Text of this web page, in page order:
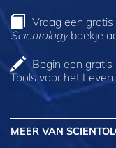
Vraag een gratis
Scientologyboekje
Begin een
Tools voor het Leven
MEER VAN